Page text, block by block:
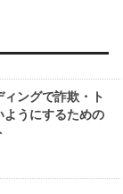
ングで詐欺・ト
ようにするための